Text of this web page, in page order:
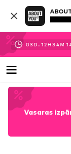
03D. 12H 34M
Vasaras